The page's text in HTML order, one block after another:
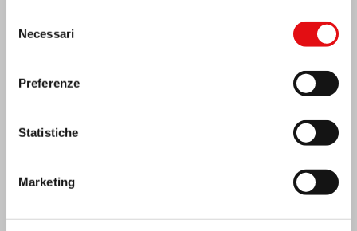
delNecessari
Preferenze
Statistiche
Marketing